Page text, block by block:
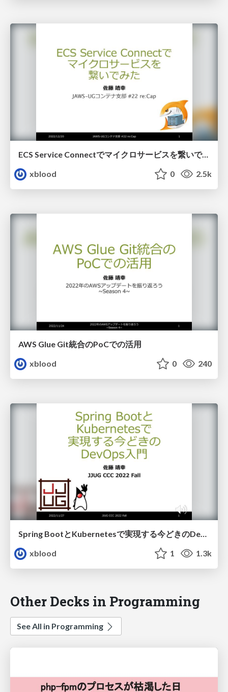
ECS Service Connectでマイクロサービスを繋いでみた
xblood
0 2.5k
AWS Glue Git統合のPoCでの活用
xblood
0 240
Spring BootとKubernetesで実現する今どきのDevOps入門
xblood
1 1.3k
Other Decks in Programming
See All in Programming